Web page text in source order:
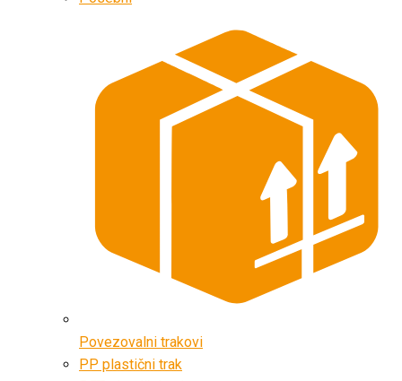
Povezovalni trakovi
PP plastični trak